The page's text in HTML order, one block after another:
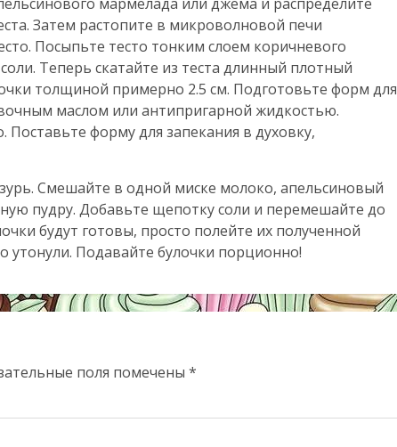
Затем растопите в микроволновой печи
Посыпьте тесто тонким слоем коричневого
Теперь скатайте из теста длинный плотный
толщиной примерно 2.5 см. Подготовьте форм для
маслом или антипригарной жидкостью.
форму для запекания в духовку,
Смешайте в одной миске молоко, апельсиновый
пудру. Добавьте щепотку соли и перемешайте до
будут готовы, просто полейте их полученной
утонули. Подавайте булочки порционно!
поля помечены *